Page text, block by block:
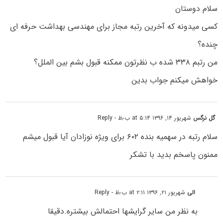
سلام دوستان
کسی میدونه که آخرین رتبه مجاز برای مهندسی بهداشت حرفه ای
چنده؟
من رتبم ۳۳۸ شده ب نظرتون ممکنه قبول بشم بین الملل؟
خواهش میکنم جواب بدین
گل نرگس شهریور ۱۴, ۱۳۹۶ at ۵:۱۴ ب٫ظ - Reply
سلام رتبه در سهمیه بنده ۶۰۲ برای ویژه نوزادان آیا قبول میشم
ممنون پاسخم بدید با تشکر
الی شهریور ۲۱, ۱۳۹۶ at ۲:۱۱ ب٫ظ - Reply
به نظر من سایر گرایشها احتمالش بیشتره.دقیقا